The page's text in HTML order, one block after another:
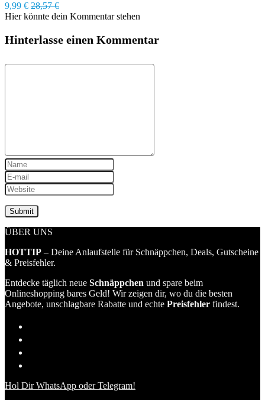
9,99 € 28,57 €
Hier könnte dein Kommentar stehen
Hinterlasse einen Kommentar
ÜBER UNS
HOTTIP – Deine Anlaufstelle für Schnäppchen, Deals, Gutscheine
& Preisfehler.
Entdecke täglich neue Schnäppchen und spare beim
Onlineshopping bares Geld! Wir zeigen dir, wo du die besten
Angebote, unschlagbare Rabatte und echte Preisfehler findest.
Hol Dir WhatsApp oder Telegram!